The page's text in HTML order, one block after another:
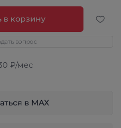
в корзину
вопрос
₽/мес
в МАХ